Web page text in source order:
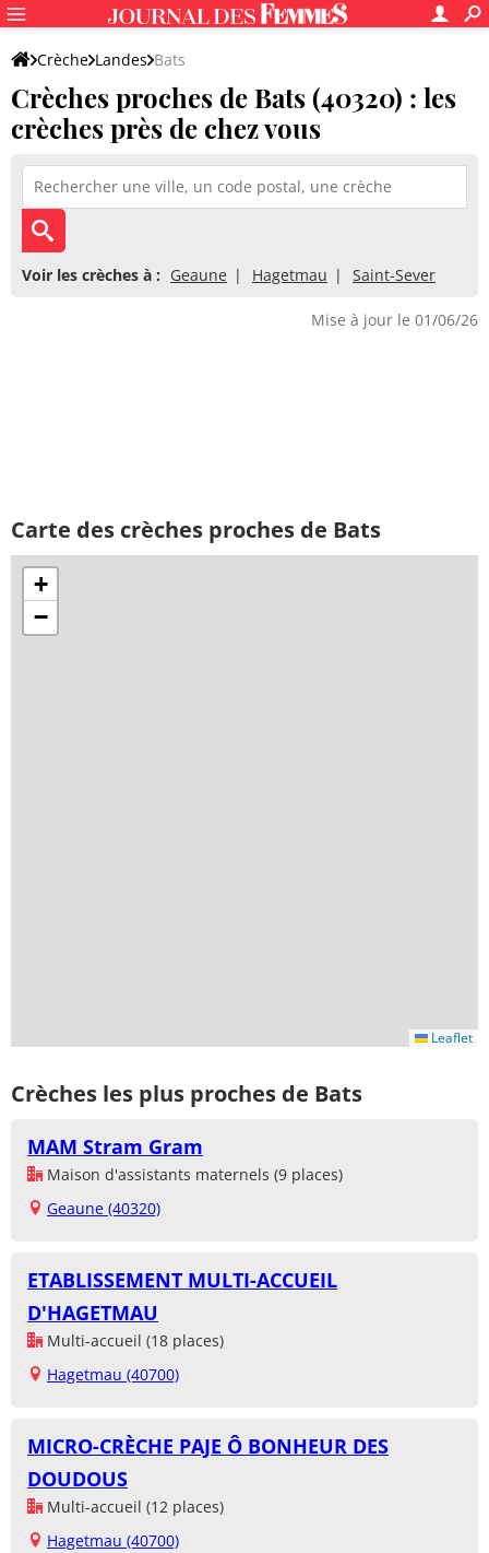
Crèche Landes Bats
Crèches proches de Bats (40320) : les
crèches près de chez vous
Voir les crèches à : Geaune Hagetmau Saint-Sever
Mise à jour le 01/06/26
Carte des crèches proches de Bats
+
−
Leaflet
Crèches les plus proches de Bats
MAM Stram Gram
Maison d'assistants maternels (9 places)
Geaune (40320)
ETABLISSEMENT MULTI-ACCUEIL
D'HAGETMAU
Multi-accueil (18 places)
Hagetmau (40700)
MICRO-CRÈCHE PAJE Ô BONHEUR DES
DOUDOUS
Multi-accueil (12 places)
Hagetmau (40700)